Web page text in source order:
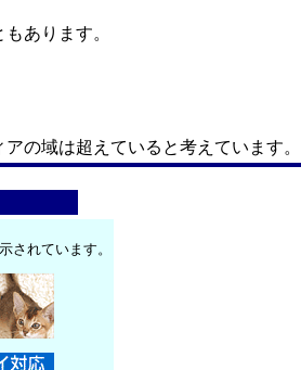
あります。
の域は超えていると考えています。
されています。